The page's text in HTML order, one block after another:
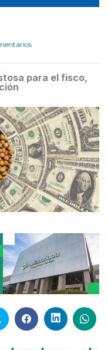
para el fisco,